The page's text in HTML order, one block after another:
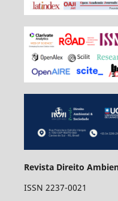
Revista Direito
ISSN 2237-0021